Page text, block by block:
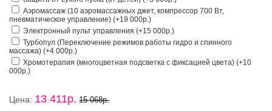
Аэромассаж (10 аэромассажных джет, компрессор 700 Вт,
пневматическое управление) (+19 000р.)
Электронный пульт управления (+15 000р.)
Турбопул (Переключение режимов работы гидро и спинного
массажа) (+4 000р.)
Хромотерапия (многоцветная подсветка с фиксацией цвета) (+10
000р.)
Цена: 13 411р. 15 068р.